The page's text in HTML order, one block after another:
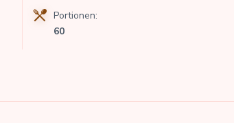
Portionen:
60